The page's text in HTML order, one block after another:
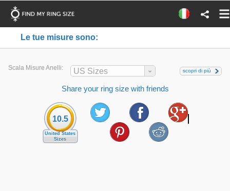
Le tue misure sono:
Scala Misure Anelli: US Sizes scopri di più
Share your ring size with friends
10.5
United States
Sizes